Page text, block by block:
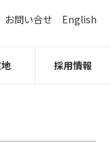
採用情報
お問い合せ English